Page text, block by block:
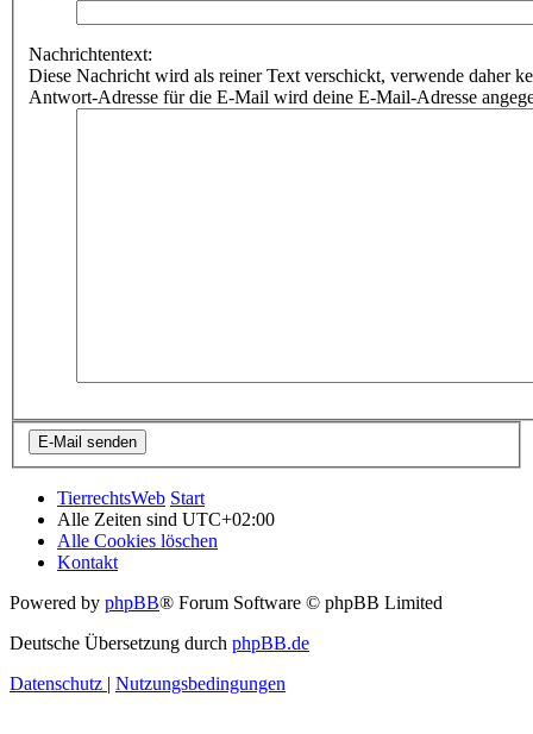
Nachrichtentext:
Diese Nachricht wird als reiner Text verschickt, verwende daher
Antwort-Adresse für die E-Mail wird deine E-Mail-Adresse
TierrechtsWeb Start
Alle Zeiten sind UTC+02:00
Alle Cookies löschen
Kontakt
Powered by phpBB® Forum Software © phpBB Limited
Deutsche Übersetzung durch phpBB.de
Datenschutz
Nutzungsbedingungen